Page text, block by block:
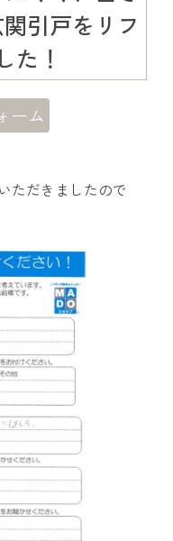
引戸をリフ
た！
ーム
ただきましたので